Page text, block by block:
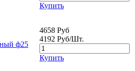
Купить
ф25
4658 Руб
4192 Руб/Шт.
Купить